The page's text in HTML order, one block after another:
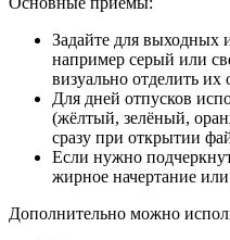
Задайте для выходных
например серый или
визуально отделить их
Для дней отпусков
(жёлтый, зелёный,
сразу при открытии
Если нужно
жирное начертание
Дополнительно можно